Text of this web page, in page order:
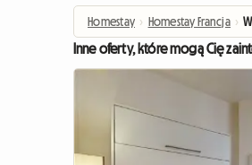
Homestay › Homestay Francja ›
Inne oferty, które mogą Cię